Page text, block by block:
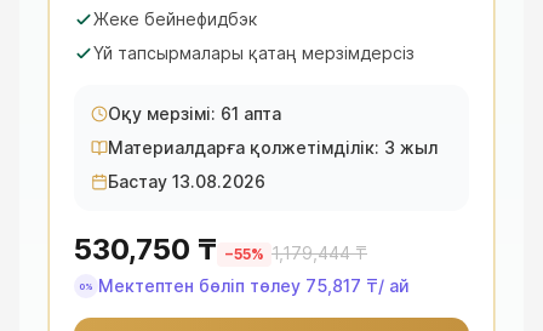
Жеке бейнефидбэк
Үй тапсырмалары қатаң мерзімдерсіз
Оқу мерзімі: 61 апта
Материалдарға қолжетімділік: 3 жыл
Бастау 13.08.2026
530,750 ₸ −55% 1,179,444 ₸
0% Мектептен бөліп төлеу 75,817 ₸/ ай